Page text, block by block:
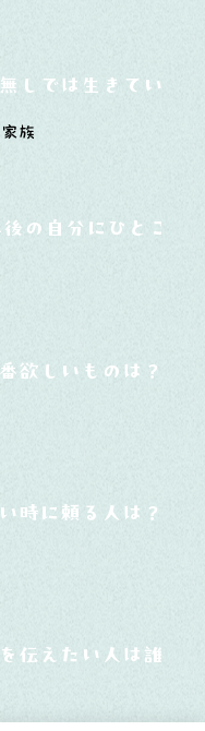
しでは生きていけ
族
の自分にひとこと
欲しいものは？
時に頼る人は？
伝えたい人は誰？